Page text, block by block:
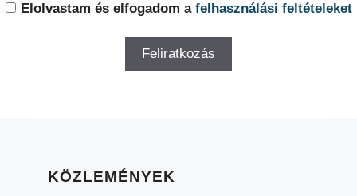
Elolvastam és elfogadom a felhasználási feltételeket
KÖZLEMÉNYEK